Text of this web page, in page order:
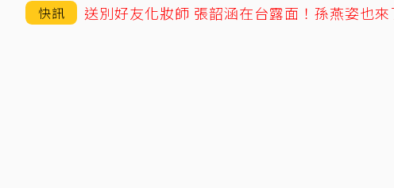
快訊 送別好友化妝師 張韶涵在台露面！孫燕姿也來